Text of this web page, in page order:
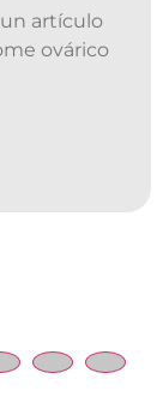
artículo
ovárico